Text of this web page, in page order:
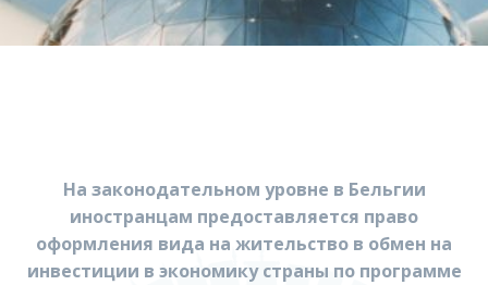
На законодательном уровне в Бельгии
иностранцам предоставляется право
оформления вида на жительство в обмен на
инвестиции в экономику страны по программе